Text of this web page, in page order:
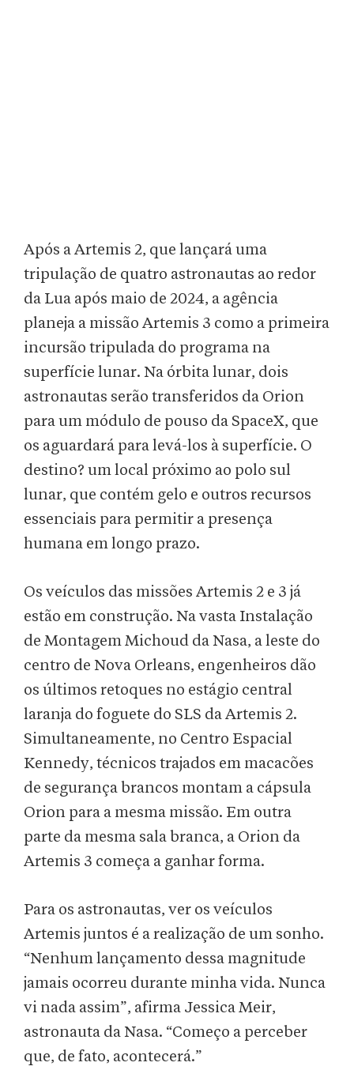
Após a Artemis 2, que lançará uma
tripulação de quatro astronautas ao redor
da Lua após maio de 2024, a agência
planeja a missão Artemis 3 como a primeira
incursão tripulada do programa na
superfície lunar. Na órbita lunar, dois
astronautas serão transferidos da Orion
para um módulo de pouso da SpaceX, que
os aguardará para levá-los à superfície. O
destino? um local próximo ao polo sul
lunar, que contém gelo e outros recursos
essenciais para permitir a presença
humana em longo prazo.
Os veículos das missões Artemis 2 e 3 já
estão em construção. Na vasta Instalação
de Montagem Michoud da Nasa, a leste do
centro de Nova Orleans, engenheiros dão
os últimos retoques no estágio central
laranja do foguete do SLS da Artemis 2.
Simultaneamente, no Centro Espacial
Kennedy, técnicos trajados em macacões
de segurança brancos montam a cápsula
Orion para a mesma missão. Em outra
parte da mesma sala branca, a Orion da
Artemis 3 começa a ganhar forma.
Para os astronautas, ver os veículos
Artemis juntos é a realização de um sonho.
“Nenhum lançamento dessa magnitude
jamais ocorreu durante minha vida. Nunca
vi nada assim”, afirma Jessica Meir,
astronauta da Nasa. “Começo a perceber
que, de fato, acontecerá.”